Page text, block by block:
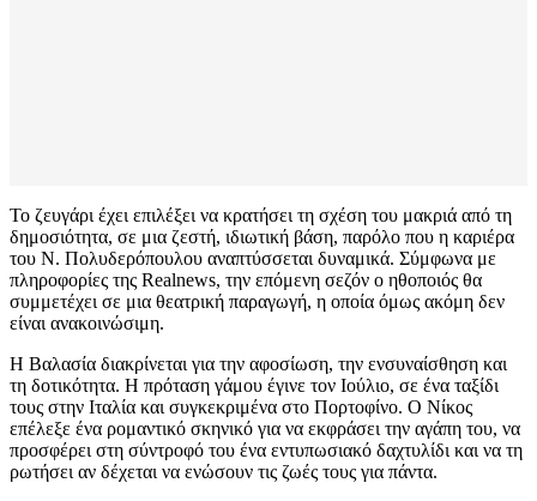
Το ζευγάρι έχει επιλέξει να κρατήσει τη σχέση του μακριά από τη
δημοσιότητα, σε μια ζεστή, ιδιωτική βάση, παρόλο που η καριέρα
του Ν. Πολυδερόπουλου αναπτύσσεται δυναμικά. Σύμφωνα με
πληροφορίες της Realnews, την επόμενη σεζόν ο ηθοποιός θα
συμμετέχει σε μια θεατρική παραγωγή, η οποία όμως ακόμη δεν
είναι ανακοινώσιμη.
Η Βαλασία διακρίνεται για την αφοσίωση, την ενσυναίσθηση και
τη δοτικότητα. Η πρόταση γάμου έγινε τον Ιούλιο, σε ένα ταξίδι
τους στην Ιταλία και συγκεκριμένα στο Πορτοφίνο. Ο Νίκος
επέλεξε ένα ρομαντικό σκηνικό για να εκφράσει την αγάπη του, να
προσφέρει στη σύντροφό του ένα εντυπωσιακό δαχτυλίδι και να τη
ρωτήσει αν δέχεται να ενώσουν τις ζωές τους για πάντα.